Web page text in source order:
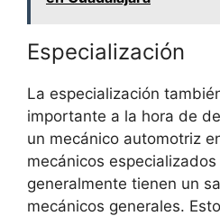
Especialización
La especialización
importante a la hora de
un mecánico automotriz
mecánicos
generalmente tienen un
mecánicos generales.